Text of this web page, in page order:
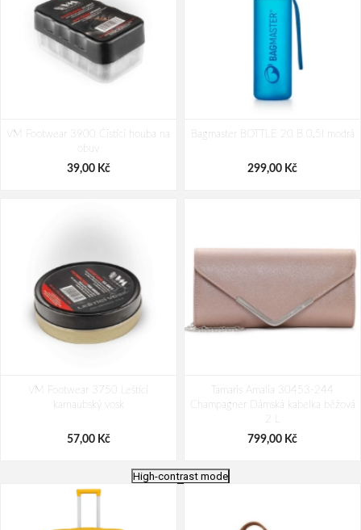
VM Footwear 3900 Čistící houba na
obuv
39,00 Kč
Bagmaster BOTTLE 20 B 0,5l modrá
299,00 Kč
VM Footwear 3750 Leštící
karnaubský vosk
57,00 Kč
Tamaris Amalia 30453-244
Champagner Dámská kabelka béžová
2 L
799,00 Kč
High-contrast mode